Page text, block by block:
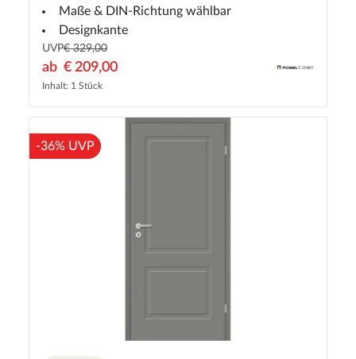
Maße & DIN-Richtung wählbar
Designkante
UVP€ 329,00
ab € 209,00
Inhalt: 1 Stück
-36% UVP